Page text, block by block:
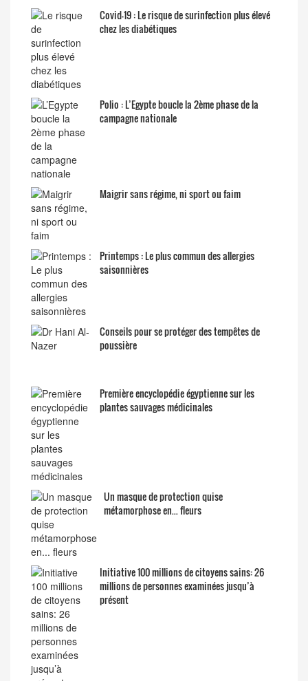
Covid-19 : Le risque de surinfection plus élevé
chez les diabétiques
Polio : L’Egypte boucle la 2ème phase de la
campagne nationale
Maigrir sans régime, ni sport ou faim
Printemps : Le plus commun des allergies
saisonnières
Conseils pour se protéger des tempêtes de
poussière
Première encyclopédie égyptienne sur les
plantes sauvages médicinales
Un masque de protection quise
métamorphose en... fleurs
Initiative 100 millions de citoyens sains: 26
millions de personnes examinées jusqu’à
présent